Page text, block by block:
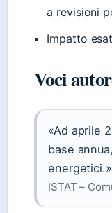
a revisioni
Impatto
Voci
«Ad aprile
base
energetici.»
ISTAT –